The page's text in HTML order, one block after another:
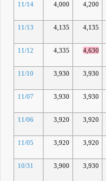
11/14 4,000 4,200
11/13 4,135 4,135
11/12 4,335 4,630
11/10 3,930 3,930
11/07 3,930 3,930
11/06 3,920 3,920
11/05 3,920 3,920
10/31 3,900 3,930